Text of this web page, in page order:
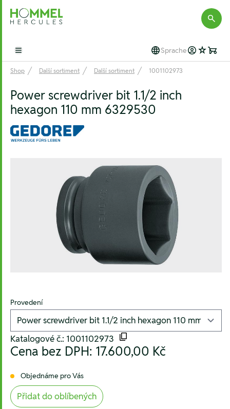
Hommel Hercules
Open main menu Sprache
Shop Další sortiment Další sortiment 1001102973
Power screwdriver bit 1.1/2 inch
hexagon 110 mm 6329530
Provedení
Katalogové č.: 1001102973
Cena bez DPH: 17.600,00 Kč
Objednáme pro Vás
Přidat do oblíbených